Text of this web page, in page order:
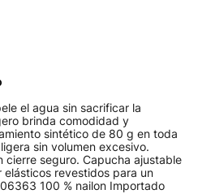
el agua sin sacrificar la
brinda comodidad y
sintético de 80 g en toda
sin volumen excesivo.
cierre seguro. Capucha ajustable
revestidos para un
100 % nailon Importado